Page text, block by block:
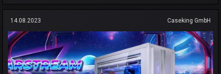
14.08.2023 Caseking GmbH